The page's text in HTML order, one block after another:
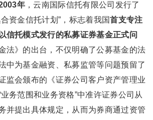
年 ，云南国际信托有限公司发行了
资金信托计划”，标志着我国首支专注
信托模式发行的私募证券基金正式问
法》的出台，不仅明确了公募基金的法
中为基金融资、私募监管等问题预留了
监会颁布的《证券公司客户资产管理业
务范围和业务资格”中准许证券公司从
并提出具体规定，从而为券商通过资管